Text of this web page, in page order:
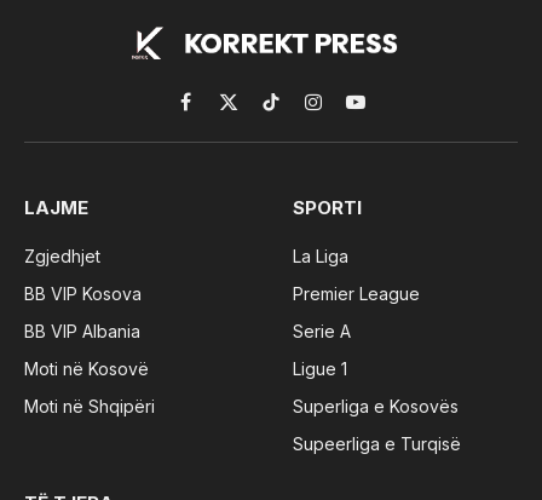
Facebook
X
(Twitter)
TikTokInstagramYouTube
LAJME
Zgjedhjet
BB VIP Kosova
BB VIP Albania
Moti në Kosovë
Moti në Shqipëri
SPORTI
La Liga
Premier League
Serie A
Ligue 1
Superliga e Kosovës
Supeerliga e Turqisë